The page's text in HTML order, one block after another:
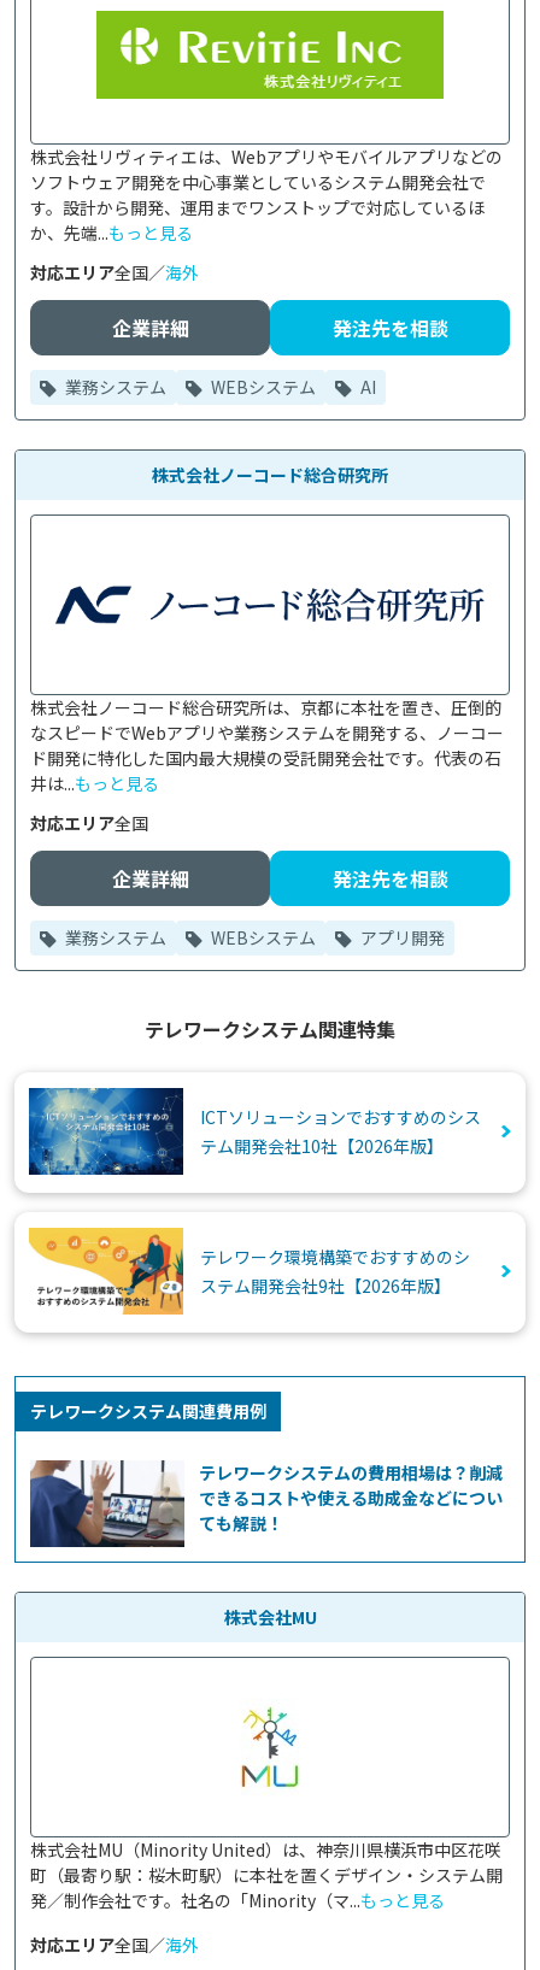
株式会社リヴィティエは、Webアプリやモバイルアプリなどの
ソフトウェア開発を中心事業としているシステム開発会社で
す。設計から開発、運用までワンストップで対応しているほ
か、先端...もっと見る
対応エリア全国／海外
企業詳細 発注先を相談
業務システム WEBシステム AI
株式会社ノーコード総合研究所
株式会社ノーコード総合研究所は、京都に本社を置き、圧倒的
なスピードでWebアプリや業務システムを開発する、ノーコー
ド開発に特化した国内最大規模の受託開発会社です。代表の石
井は...もっと見る
対応エリア全国
企業詳細 発注先を相談
業務システム WEBシステム アプリ開発
テレワークシステム関連特集
ICTソリューションでおすすめのシス
テム開発会社10社【2026年版】
テレワーク環境構築でおすすめのシ
ステム開発会社9社【2026年版】
テレワークシステム関連費用例
テレワークシステムの費用相場は？削減
できるコストや使える助成金などについ
ても解説！
株式会社MU
株式会社MU（Minority United）は、神奈川県横浜市中区花咲
町（最寄り駅：桜木町駅）に本社を置くデザイン・システム開
発／制作会社です。社名の「Minority（マ...もっと見る
対応エリア全国／海外